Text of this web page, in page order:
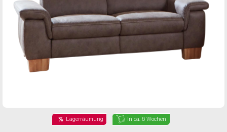
Lagerräumung In ca. 6 Wochen